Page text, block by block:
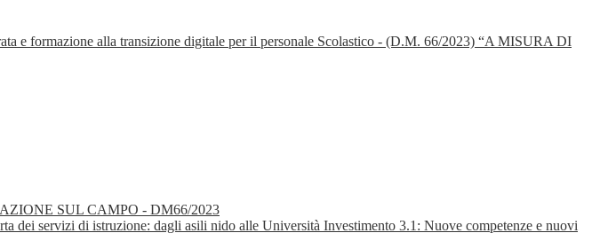
formazione alla transizione digitale per il personale Scolastico - (D.M. 66/2023) “A MISURA DI
SUL CAMPO - DM66/2023
servizi di istruzione: dagli asili nido alle Università Investimento 3.1: Nuove competenze e nuovi